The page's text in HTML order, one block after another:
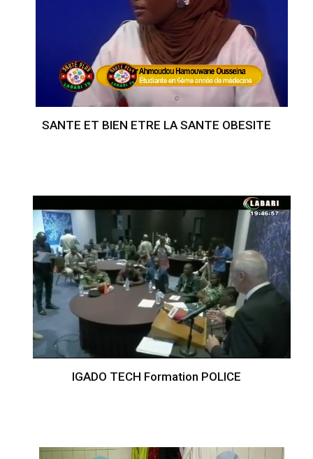
SANTE ET BIEN ETRE LA SANTE OBESITE
IGADO TECH Formation POLICE